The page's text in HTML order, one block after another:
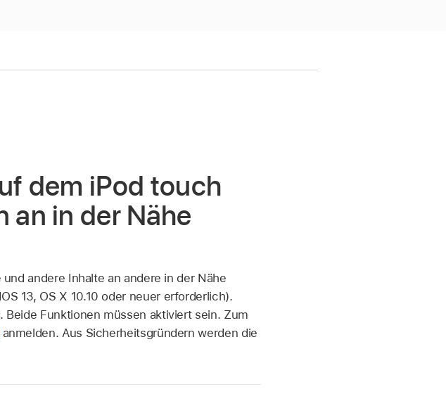
dem iPod touch
an in der Nähe
andere Inhalte an andere in der Nähe
13, OS X 10.10 oder neuer erforderlich).
Funktionen müssen aktiviert sein. Zum
Aus Sicherheitsgründern werden die